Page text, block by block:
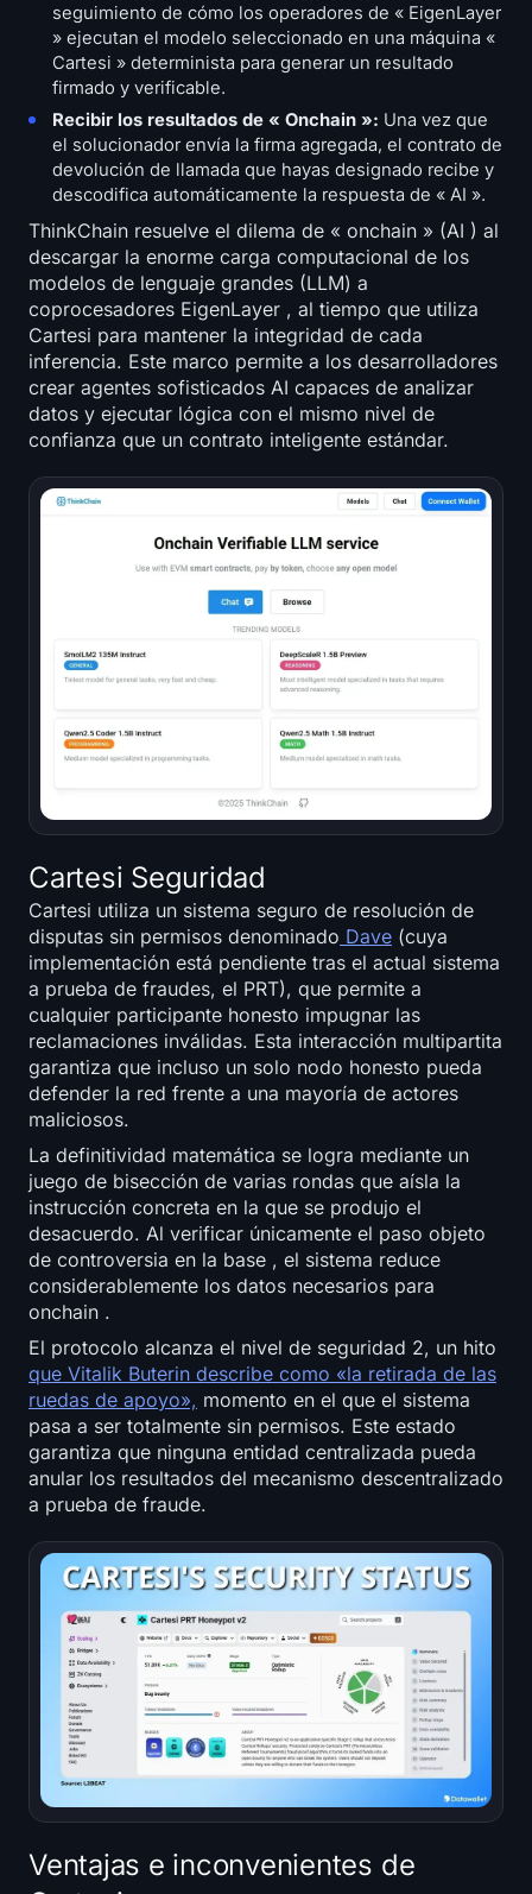
seguimiento de cómo los operadores de « EigenLayer
» ejecutan el modelo seleccionado en una máquina «
Cartesi » determinista para generar un resultado
firmado y verificable.
Recibir los resultados de « Onchain »: Una vez que
el solucionador envía la firma agregada, el contrato de
devolución de llamada que hayas designado recibe y
descodifica automáticamente la respuesta de « AI ».
ThinkChain resuelve el dilema de « onchain » (AI ) al
descargar la enorme carga computacional de los
modelos de lenguaje grandes (LLM) a
coprocesadores EigenLayer , al tiempo que utiliza
Cartesi para mantener la integridad de cada
inferencia. Este marco permite a los desarrolladores
crear agentes sofisticados AI capaces de analizar
datos y ejecutar lógica con el mismo nivel de
confianza que un contrato inteligente estándar.
Cartesi Seguridad
Cartesi utiliza un sistema seguro de resolución de
disputas sin permisos denominado Dave (cuya
implementación está pendiente tras el actual sistema
a prueba de fraudes, el PRT), que permite a
cualquier participante honesto impugnar las
reclamaciones inválidas. Esta interacción multipartita
garantiza que incluso un solo nodo honesto pueda
defender la red frente a una mayoría de actores
maliciosos.
La definitividad matemática se logra mediante un
juego de bisección de varias rondas que aísla la
instrucción concreta en la que se produjo el
desacuerdo. Al verificar únicamente el paso objeto
de controversia en la base , el sistema reduce
considerablemente los datos necesarios para
onchain .
El protocolo alcanza el nivel de seguridad 2, un hito
que Vitalik Buterin describe como «la retirada de las
ruedas de apoyo», momento en el que el sistema
pasa a ser totalmente sin permisos. Este estado
garantiza que ninguna entidad centralizada pueda
anular los resultados del mecanismo descentralizado
a prueba de fraude.
Ventajas e inconvenientes de